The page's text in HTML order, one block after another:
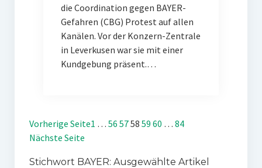
die Coordination gegen BAYER-
Gefahren (CBG) Protest auf allen
Kanälen. Vor der Konzern-Zentrale
in Leverkusen war sie mit einer
Kundgebung präsent.…
Vorherige Seite1 … 56 5758 59 60 … 84
Nächste Seite
Stichwort BAYER: Ausgewählte Artikel